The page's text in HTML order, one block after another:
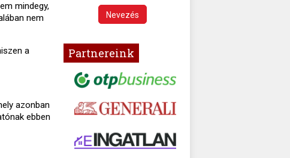
mindegy,
nem
a
azonban
ebben
Nevezés
Partnereink